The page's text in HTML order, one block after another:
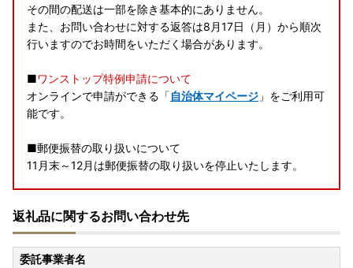
その間の配送は一部を除き基本的にありません。
また、お問い合わせに対する返答は8月17日（月）から順次
行いますのでお時間をいただく場合があります。
■ワンストップ特例申請について
オンラインで申請ができる「自治体マイページ 」をご利用可
能です。
■郵便振替の取り扱いについて
11月末～12月は郵便振替の取り扱いを停止いたします。
一部商品を除き、年末年始は発送を行っておりません。
日にち指定のご希望をいただいても対応でかねますので、予
めご了承ください。
返礼品に関するお問い合わせ先
委託事業者名